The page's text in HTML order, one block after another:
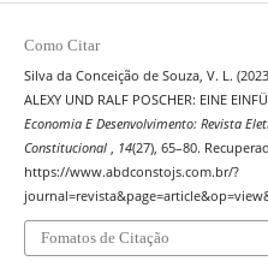
Como Citar
Silva da Conceição de Souza, V. L.
ALEXY UND RALF POSCHER: EINE
Economia E Desenvolvimento: Revista
Constitucional
14(27), 65–80.
https://www.abdconstojs.com.br/?
Fomatos de Citação